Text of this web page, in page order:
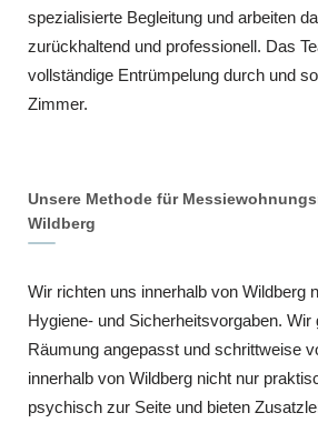
spezialisierte Begleitung und arbeiten
zurückhaltend und professionell. Das
vollständige Entrümpelung durch und
Zimmer.
Unsere Methode für
Wildberg
Wir richten uns innerhalb von Wildberg
Hygiene- und Sicherheitsvorgaben. Wir
Räumung angepasst und schrittweise
innerhalb von Wildberg nicht nur
psychisch zur Seite und bieten